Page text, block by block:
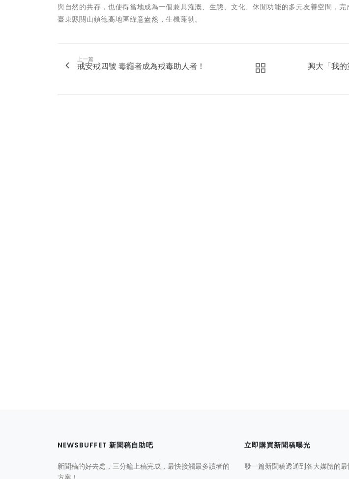
與自然的共存，也使得當地成為一個兼具灌溉、生態、文化、休閒功能的多元友善空間，
臺東縣關山鎮德高地區綠意盎然，生機蓬勃。
上一篇
戒安戒四號 毒癮者成為戒毒助人者！
興大「我
NEWSBUFFET 新聞稿自助吧
新聞稿的好去處，三分鐘上稿完成，最快接觸最多讀者的
立即購買新聞稿曝光
發一篇新聞稿透通到各大媒體的最